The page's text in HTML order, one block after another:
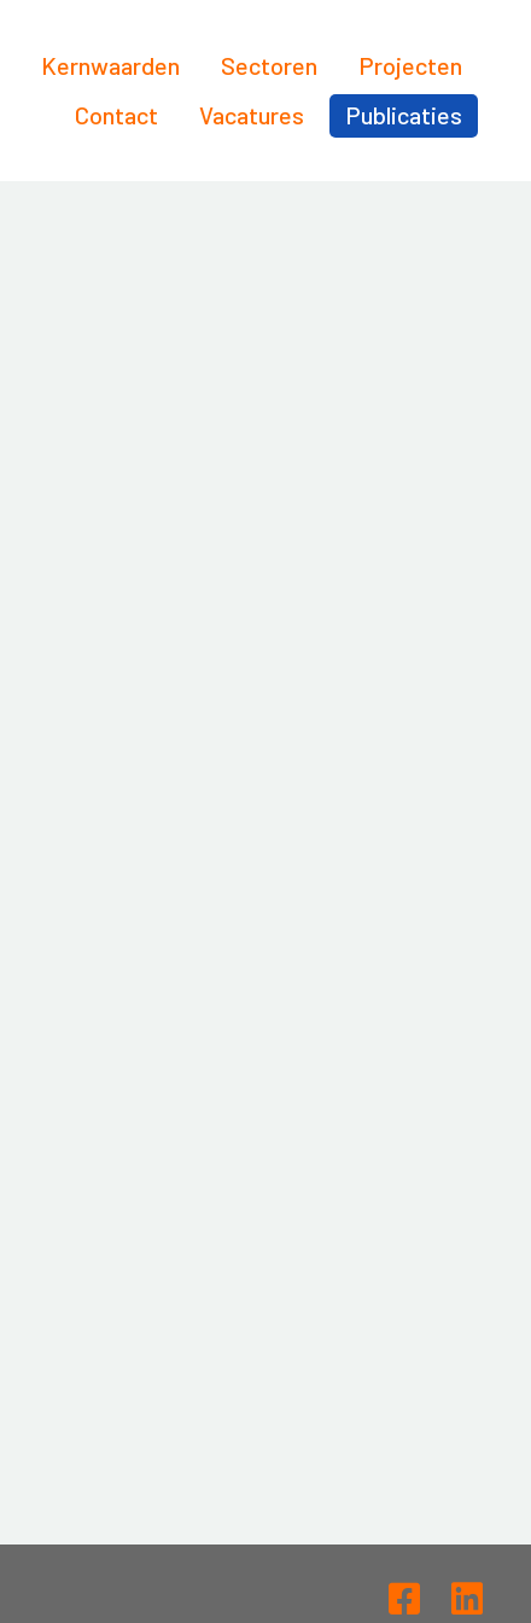
Kernwaarden Sectoren
Projecten
Contact
Vacatures Publicaties